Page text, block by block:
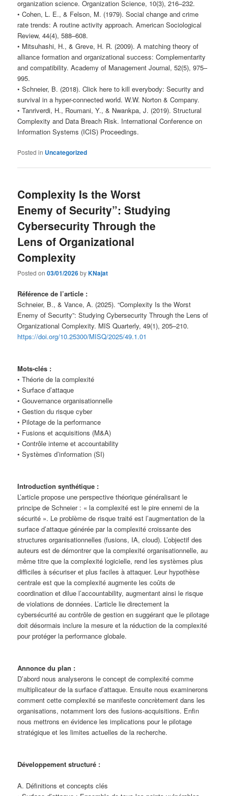
organization science. Organization Science, 10(3), 216–232.
• Cohen, L. E., & Felson, M. (1979). Social change and crime
rate trends: A routine activity approach. American Sociological
Review, 44(4), 588–608.
• Mitsuhashi, H., & Greve, H. R. (2009). A matching theory of
alliance formation and organizational success: Complementarity
and compatibility. Academy of Management Journal, 52(5), 975–
995.
• Schneier, B. (2018). Click here to kill everybody: Security and
survival in a hyper-connected world. W.W. Norton & Company.
• Tanriverdi, H., Roumani, Y., & Nwankpa, J. (2019). Structural
Complexity and Data Breach Risk. International Conference on
Information Systems (ICIS) Proceedings.
Posted in Uncategorized
Complexity Is the Worst
Enemy of Security”: Studying
Cybersecurity Through the
Lens of Organizational
Complexity
Posted on03/01/2026byKNajat
Référence de l’article :
Schneier, B., & Vance, A. (2025). “Complexity Is the Worst
Enemy of Security”: Studying Cybersecurity Through the Lens of
Organizational Complexity. MIS Quarterly, 49(1), 205–210.
https://doi.org/10.25300/MISQ/2025/49.1.01
Mots-clés :
• Théorie de la complexité
• Surface d’attaque
• Gouvernance organisationnelle
• Gestion du risque cyber
• Pilotage de la performance
• Fusions et acquisitions (M&A)
• Contrôle interne et accountability
• Systèmes d’information (SI)
Introduction synthétique :
L’article propose une perspective théorique généralisant le
principe de Schneier : « la complexité est le pire ennemi de la
sécurité ». Le problème de risque traité est l’augmentation de la
surface d’attaque générée par la complexité croissante des
structures organisationnelles (fusions, IA, cloud). L’objectif des
auteurs est de démontrer que la complexité organisationnelle, au
même titre que la complexité logicielle, rend les systèmes plus
difficiles à sécuriser et plus faciles à attaquer. Leur hypothèse
centrale est que la complexité augmente les coûts de
coordination et dilue l’accountability, augmentant ainsi le risque
de violations de données. L’article lie directement la
cybersécurité au contrôle de gestion en suggérant que le pilotage
doit désormais inclure la mesure et la réduction de la complexité
pour protéger la performance globale.
Annonce du plan :
D’abord nous analyserons le concept de complexité comme
multiplicateur de la surface d’attaque. Ensuite nous examinerons
comment cette complexité se manifeste concrètement dans les
organisations, notamment lors des fusions-acquisitions. Enfin
nous mettrons en évidence les implications pour le pilotage
stratégique et les limites actuelles de la recherche.
Développement structuré :
A. Définitions et concepts clés